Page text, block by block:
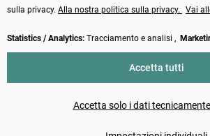
Vertrag widerrufen
non diversamente indicato
sulla privacy. Alla nostra politica sulla privacy. Vai
Statistics / Analytics: Tracciamento e analisi ,
Accetta solo i dati
Accetta tutti